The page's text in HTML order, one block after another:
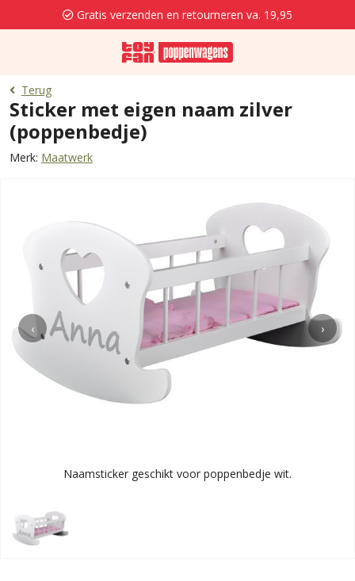
Gratis verzenden en retourneren va. 19,95
Terug
Sticker met eigen naam zilver
(poppenbedje)
Merk: Maatwerk
‹ ›
Naamsticker geschikt voor poppenbedje wit.